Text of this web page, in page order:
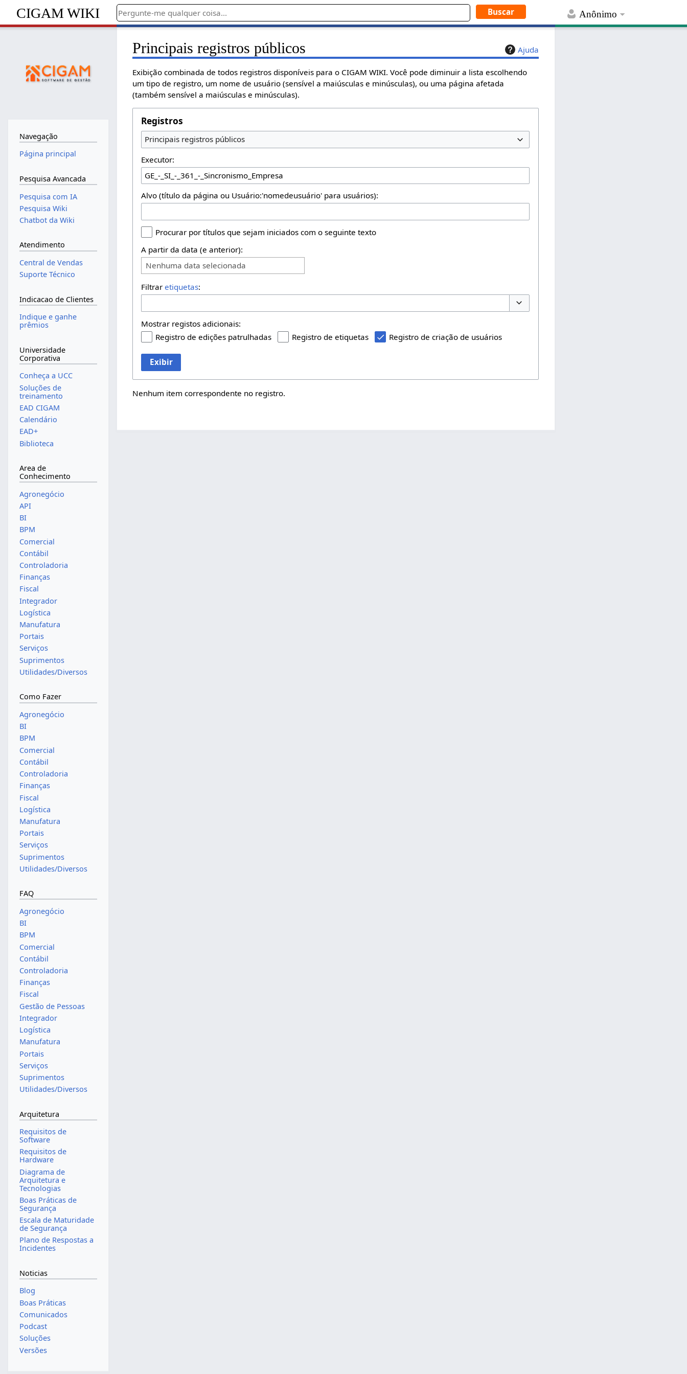
Anônimo
CIGAM WIKI
Ajuda
Principais registros públicos
Exibição combinada de todos registros disponíveis para o CIGAM WIKI. Você pode diminuir a lista escolhendo
um tipo de registro, um nome de usuário (sensível a maiúsculas e minúsculas), ou uma página afetada
(também sensível a maiúsculas e minúsculas).
Registros
Principais registros públicos
Executor:
Alvo (título da página ou Usuário:'nomedeusuário' para usuários):
Procurar por títulos que sejam iniciados com o seguinte texto
A partir da data (e anterior):
Nenhuma data selecionada
Filtraretiquetas:
Mostrar registos adicionais:
Registro de edições patrulhadas
Registro de etiquetas Registro de criação de usuários
Exibir
Nenhum item correspondente no registro.
Navegação
Página principal
Pesquisa Avancada
Pesquisa com IA
Pesquisa Wiki
Chatbot da Wiki
Atendimento
Central de Vendas
Suporte Técnico
Indicacao de Clientes
Indique e ganhe
prêmios
Universidade
Corporativa
Conheça a UCC
Soluções de
treinamento
EAD CIGAM
Calendário
EAD+
Biblioteca
Area de
Conhecimento
Agronegócio
API
BI
BPM
Comercial
Contábil
Controladoria
Finanças
Fiscal
Integrador
Logística
Manufatura
Portais
Serviços
Suprimentos
Utilidades/Diversos
Como Fazer
Agronegócio
BI
BPM
Comercial
Contábil
Controladoria
Finanças
Fiscal
Logística
Manufatura
Portais
Serviços
Suprimentos
Utilidades/Diversos
FAQ
Agronegócio
BI
BPM
Comercial
Contábil
Controladoria
Finanças
Fiscal
Gestão de Pessoas
Integrador
Logística
Manufatura
Portais
Serviços
Suprimentos
Utilidades/Diversos
Arquitetura
Requisitos de
Software
Requisitos de
Hardware
Diagrama de
Arquitetura e
Tecnologias
Boas Práticas de
Segurança
Escala de Maturidade
de Segurança
Plano de Respostas a
Incidentes
Noticias
Blog
Boas Práticas
Comunicados
Podcast
Soluções
Versões